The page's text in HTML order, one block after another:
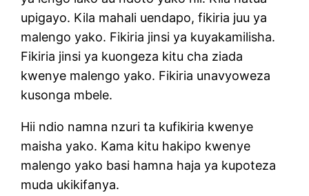
upigayo. Kila mahali uendapo, fikiria juu ya
malengo yako. Fikiria jinsi ya kuyakamilisha.
Fikiria jinsi ya kuongeza kitu cha ziada
kwenye malengo yako. Fikiria unavyoweza
kusonga mbele.
Hii ndio namna nzuri ta kufikiria kwenye
maisha yako. Kama kitu hakipo kwenye
malengo yako basi hamna haja ya kupoteza
muda ukikifanya.